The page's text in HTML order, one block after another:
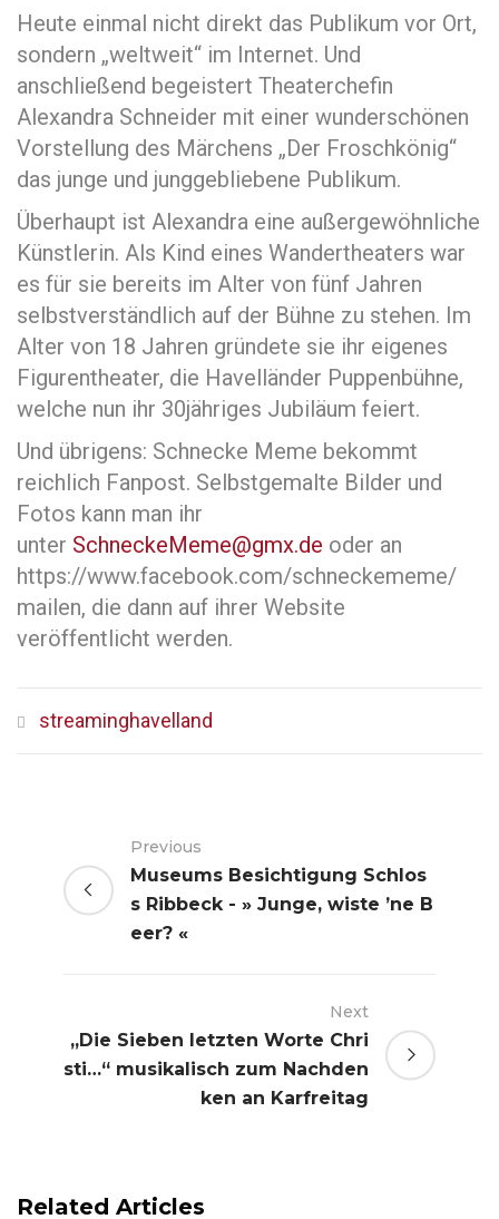
Heute einmal nicht direkt das Publikum vor Ort,
sondern „weltweit“ im Internet. Und
anschließend begeistert Theaterchefin
Alexandra Schneider mit einer wunderschönen
Vorstellung des Märchens „Der Froschkönig“
das junge und junggebliebene Publikum.
Überhaupt ist Alexandra eine außergewöhnliche
Künstlerin. Als Kind eines Wandertheaters war
es für sie bereits im Alter von fünf Jahren
selbstverständlich auf der Bühne zu stehen. Im
Alter von 18 Jahren gründete sie ihr eigenes
Figurentheater, die Havelländer Puppenbühne,
welche nun ihr 30jähriges Jubiläum feiert.
Und übrigens: Schnecke Meme bekommt
reichlich Fanpost. Selbstgemalte Bilder und
Fotos kann man ihr
unter SchneckeMeme@gmx.de oder an
https://www.facebook.com/schneckememe/
mailen, die dann auf ihrer Website
veröffentlicht werden.
streaminghavelland
Previous
Museums Besichtigung Schlos
s Ribbeck - » Junge, wiste ’ne B
eer? «
Next
„Die Sieben letzten Worte Chri
sti…“ musikalisch zum Nachden
ken an Karfreitag
Related Articles